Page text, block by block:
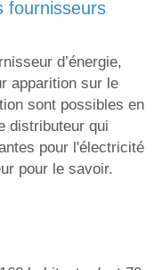
d’énergie,
apparition sur le
sont possibles en
distributeur qui
pour l'électricité
pour le savoir.